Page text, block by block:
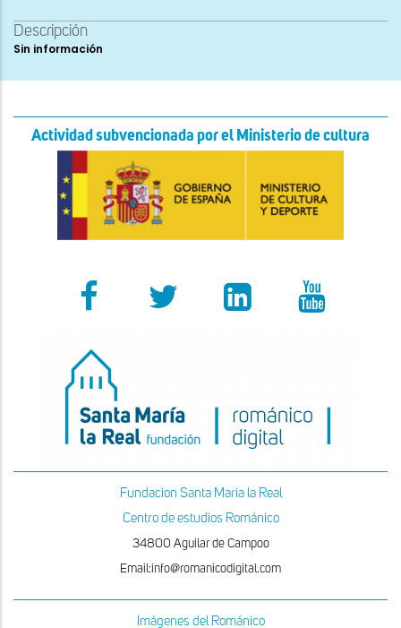
Descripción
Sin información
Actividad subvencionada por el Ministerio de cultura
Fundacion Santa Maria la Real
Centro de estudios Románico
34800 Aguilar de Campoo
Email:info@romanicodigital.com
Imágenes del Románico